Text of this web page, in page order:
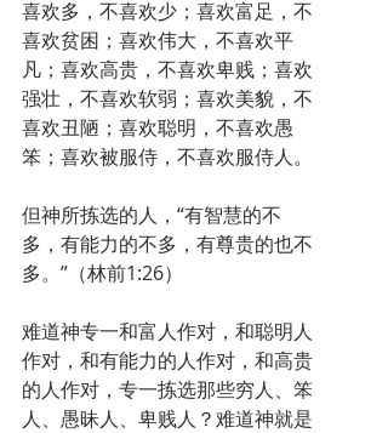
喜欢多，不喜欢少；喜欢富足，不
喜欢贫困；喜欢伟大，不喜欢平
凡；喜欢高贵，不喜欢卑贱；喜欢
强壮，不喜欢软弱；喜欢美貌，不
喜欢丑陋；喜欢聪明，不喜欢愚
笨；喜欢被服侍，不喜欢服侍人。
但神所拣选的人，“有智慧的不
多，有能力的不多，有尊贵的也不
多。”（林前1:26）
难道神专一和富人作对，和聪明人
作对，和有能力的人作对，和高贵
的人作对，专一拣选那些穷人、笨
人、愚昧人、卑贱人？难道神就是